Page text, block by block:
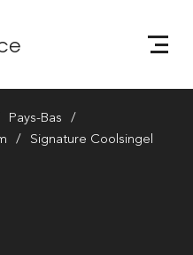
Pays-Bas
Signature Coolsingel